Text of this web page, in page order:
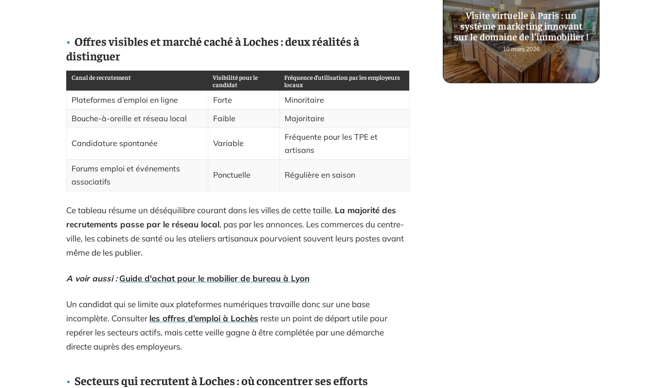
Offres visibles et marché caché à Loches : deux réalités à
distinguer
Canal de recrutement
Visibilité pour le
candidat
Fréquence d’utilisation par les employeurs
locaux
Plateformes d’emploi en ligne Forte
Minoritaire
Bouche-à-oreille et réseau local
Faible Majoritaire
Candidature spontanée Variable
Fréquente pour les TPE et
artisans
Forums emploi et événements
associatifs
Ponctuelle Régulière en saison
Ce tableau résume un déséquilibre courant dans les villes de cette taille. La majorité des
recrutements passe par le réseau local, pas par les annonces. Les commerces du centre-
ville, les cabinets de santé ou les ateliers artisanaux pourvoient souvent leurs postes avant
même de les publier.
A voir aussi : Guide d'achat pour le mobilier de bureau à Lyon
Un candidat qui se limite aux plateformes numériques travaille donc sur une base
incomplète. Consulter les offres d’emploi à Lochès reste un point de départ utile pour
repérer les secteurs actifs, mais cette veille gagne à être complétée par une démarche
directe auprès des employeurs.
Secteurs qui recrutent à Loches : où concentrer ses efforts
Visite virtuelle à Paris : un
système marketing innovant
sur le domaine de l’immobilier !
10 mars 2026